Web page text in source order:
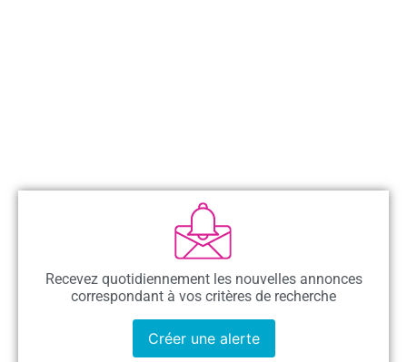
Recevez quotidiennement les nouvelles annonces
correspondant à vos critères de recherche
Créer une alerte